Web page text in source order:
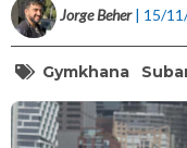
Jorge Beher | 15/
Gymkhana